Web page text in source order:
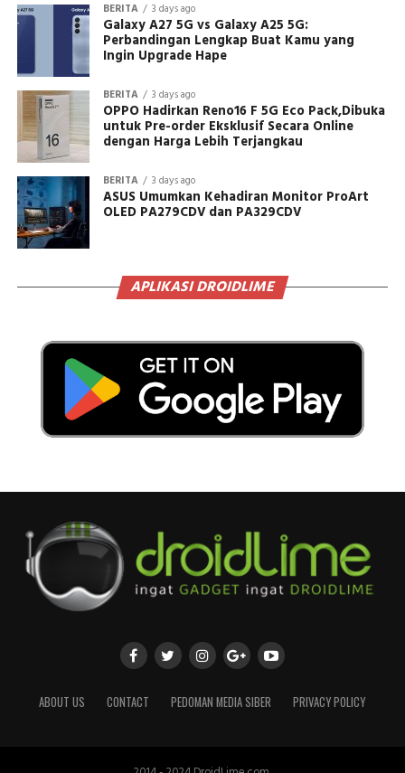
BERITA 3 days ago
Galaxy A27 5G vs Galaxy A25 5G:
Perbandingan Lengkap Buat Kamu yang
Ingin Upgrade Hape
BERITA 3 days ago
OPPO Hadirkan Reno16 F 5G Eco Pack,Dibuka
untuk Pre-order Eksklusif Secara Online
dengan Harga Lebih Terjangkau
BERITA 3 days ago
ASUS Umumkan Kehadiran Monitor ProArt
OLED PA279CDV dan PA329CDV
APLIKASI DROIDLIME
ABOUT US CONTACT PEDOMAN MEDIA SIBER PRIVACY POLICY